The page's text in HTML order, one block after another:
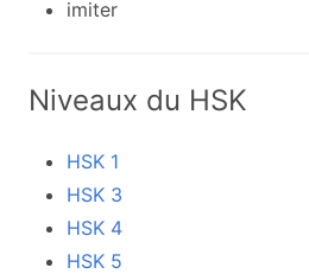
imiter
Niveaux du HSK
HSK 1
HSK 3
HSK 4
HSK 5